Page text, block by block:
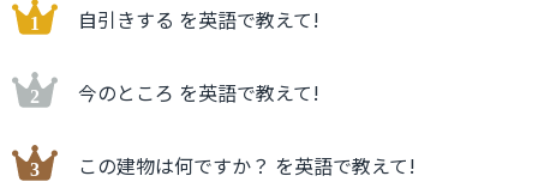
自引きする を英語で教えて!
今のところ を英語で教えて!
この建物は何ですか？ を英語で教えて!